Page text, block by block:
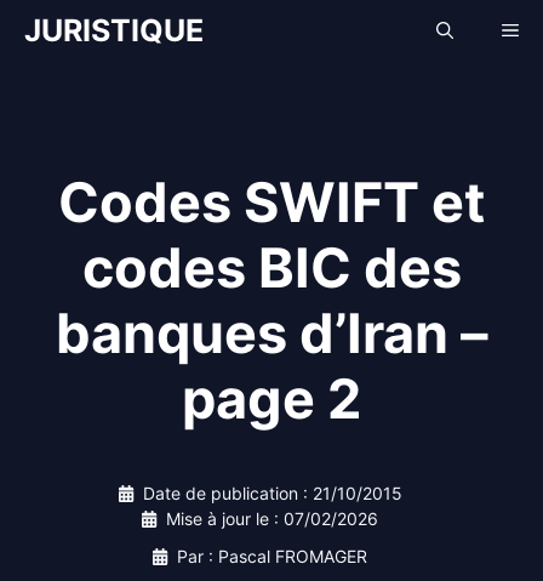
AllerJURISTIQUE
Codes SWIFT et
codes BIC des
banques d’Iran –
page 2
Date de publication : 21/10/2015
Mise à jour le : 07/02/2026
Par : Pascal FROMAGER